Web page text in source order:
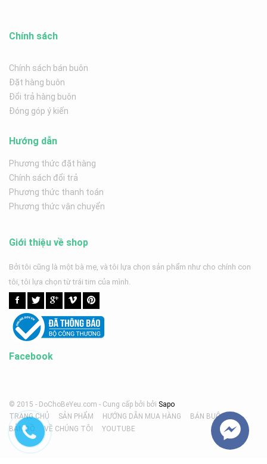
Chính sách
Chính sách bán buôn
Đặt hàng buôn
Đổi trả hàng buôn
Đóng góp ý kiến
Hướng dẫn
Phương thức đặt hàng
Chính sách đổi trả
Phương thức thanh toán
Phương thức vận chuyển
Giới thiệu về shop
Bởi tôi cũng là một bà mẹ, và tôi lựa chọn sản phẩm như cho chính con
tôi, tôi lựa chọn từ trái tim của mình.
Facebook
© 2015 - DoChoBeYeu.com - Cung cấp bởi bởi Sapo
TRANG CHỦ
SẢN PHẨM HƯỚNG DẪN MUA HÀNG
BÁN BUÔN
BẢN ĐỒ
VỀ CHÚNG TÔI YOUTUBE